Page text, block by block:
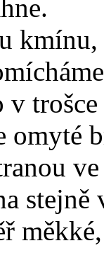
v
stejně